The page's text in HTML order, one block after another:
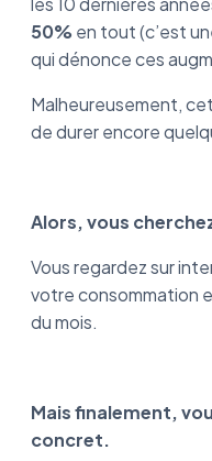
50% en tout (c’est
qui dénonce ces
Malheureusement,
de durer encore
Alors, vous
Vous regardez sur
votre consommation
du mois.
Mais finalement,
concret.